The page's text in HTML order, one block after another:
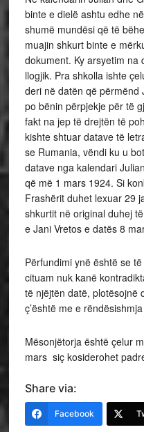
binte e dielë ashtu edhe
shumë mundësi që të
muajin shkurt binte e
dokument. Ky arsyetim
llogjik. Pra shkolla ishte
deri në datën që përmënd
po bënin përpjekje për të
fakt na jep të drejtën të
kishte shtuar datave të
se Rumania, vëndi ku u
datave nga kalendari
që më 1 mars 1924. Si
Frashërit duhet lexuar 29
shkurtit në original duhej
e Jani Vretos e datës 8
Përfundimi ynë është se
cituam nuk kanë
të njëjtën datë, plotësojnë
ç’është me e
Mësonjëtorja është çelur
mars siç kosiderohet
Share via:
Facebook